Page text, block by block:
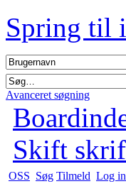
Spring til
Avanceret søgning
Skift
OSS Søg Tilmeld Log